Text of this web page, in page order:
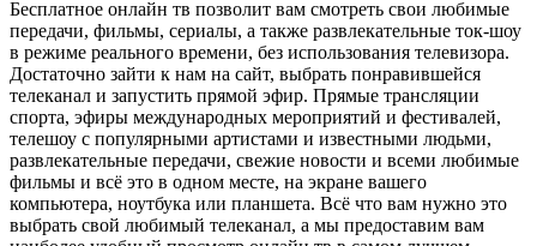
Бесплатное онлайн тв позволит вам смотреть свои любимые
передачи, фильмы, сериалы, а также развлекательные ток-шоу
в режиме реального времени, без использования телевизора.
Достаточно зайти к нам на сайт, выбрать понравившейся
телеканал и запустить прямой эфир. Прямые трансляции
спорта, эфиры международных мероприятий и фестивалей,
телешоу с популярными артистами и известными людьми,
развлекательные передачи, свежие новости и всеми любимые
фильмы и всё это в одном месте, на экране вашего
компьютера, ноутбука или планшета. Всё что вам нужно это
выбрать свой любимый телеканал, а мы предоставим вам